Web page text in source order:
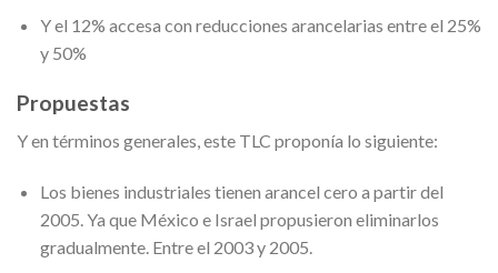
Y el 12% accesa con reducciones arancelarias entre el 25%
y 50%
Propuestas
Y en términos generales, este TLC proponía lo siguiente:
Los bienes industriales tienen arancel cero a partir del
2005. Ya que México e Israel propusieron eliminarlos
gradualmente. Entre el 2003 y 2005.